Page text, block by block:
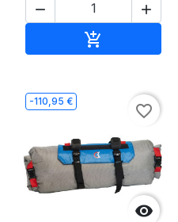
 

-110,95 €

favorite_border